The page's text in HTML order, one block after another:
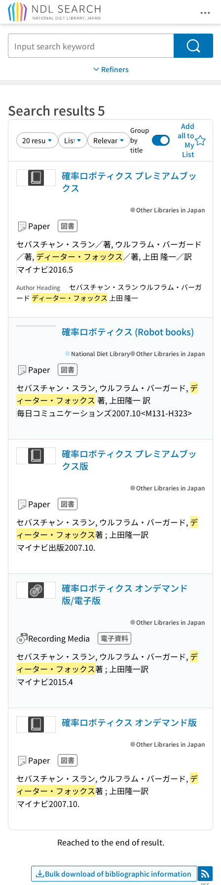
Search
Refiners
Search results 5
Group
by
title
Add
all to
My
List
確率ロボティクス プレミアムブッ
クス
Paper 図書
セバスチャン・スラン／著, ウルフラム・バーガード
／著, ディーター・フォックス／著, 上田 隆一／訳
マイナビ2016.5
Other Libraries in Japan
Author Heading
セバスチャン・スラン ウルフラム・バーガ
ード ディーター・フォックス 上田 隆一
確率ロボティクス (Robot books)
Paper 図書
セバスチャン・スラン, ウルフラム・バーガード, デ
ィーター・フォックス 著, 上田隆一 訳
毎日コミュニケーションズ2007.10<M131-H323>
National Diet Library Other Libraries in Japan
確率ロボティクス プレミアムブッ
クス版
Paper 図書
セバスチャン・スラン, ウルフラム・バーガード, デ
ィーター・フォックス著 ; 上田隆一訳
マイナビ出版2007.10.
Other Libraries in Japan
確率ロボティクス オンデマンド
版/電子版
Recording Media 電子資料
セバスチャン・スラン, ウルフラム・バーガード, デ
ィーター・フォックス著 ; 上田隆一訳
マイナビ2015.4
Other Libraries in Japan
確率ロボティクス オンデマンド版
Paper 図書
セバスチャン・スラン, ウルフラム・バーガード, デ
ィーター・フォックス著 ; 上田隆一訳
マイナビ2007.10.
Other Libraries in Japan
Reached to the end of result.
Bulk download of bibliographic information RSS